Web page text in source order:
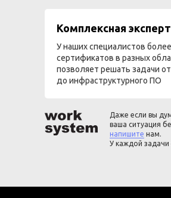
Комплексная
У наших специалистов
сертификатов в разных
позволяет решать задачи
до инфраструктурного ПО
Даже если вы
ваша ситуация
напишите нам.
У каждой задачи